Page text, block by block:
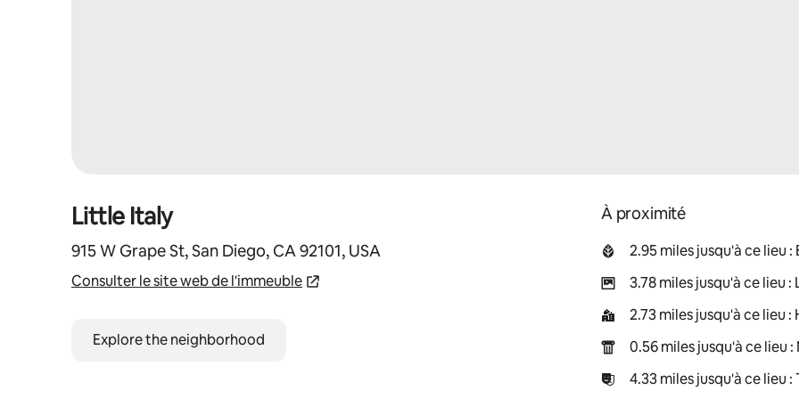
Little Italy
915 W Grape St, San Diego, CA 92101, USA
Consulter le site web de l'immeuble
Explore the neighborhood
À proximité
2.95 miles jusqu'à ce lieu :
3.78 miles jusqu'à ce lieu
2.73 miles jusqu'à ce lieu
0.56 miles jusqu'à ce lieu
4.33 miles jusqu'à ce lieu